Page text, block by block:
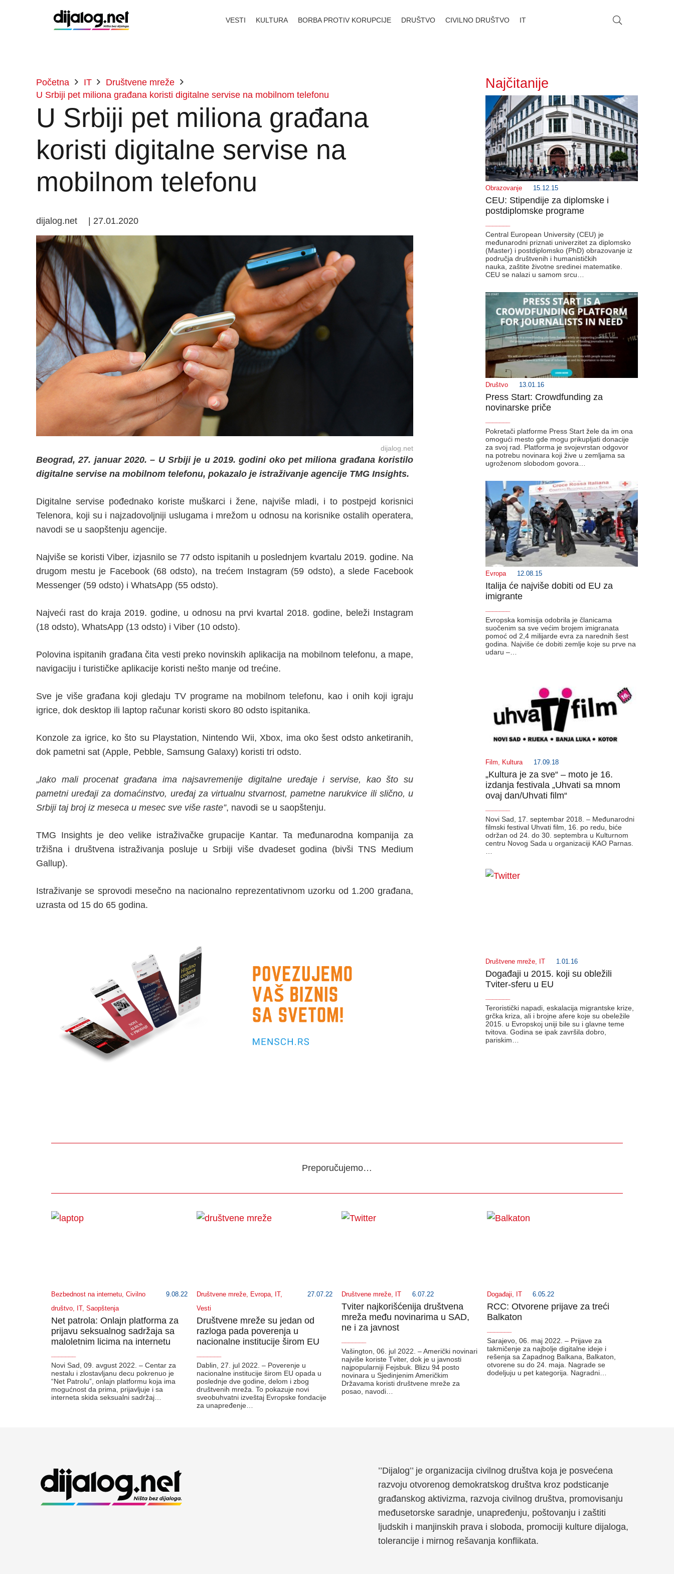
VESTI KULTURA BORBA PROTIV KORUPCIJE DRUŠTVO CIVILNO DRUŠTVO IT
Početna IT
Društvene mreže
U Srbiji pet miliona građana koristi digitalne servise na mobilnom telefonu
U Srbiji pet miliona građana
koristi digitalne servise na
mobilnom telefonu
dijalog.net 27.01.2020
dijalog.net
Beograd, 27. januar 2020. – U Srbiji je u 2019. godini oko pet miliona građana koristilo
digitalne servise na mobilnom telefonu, pokazalo je istraživanje agencije TMG Insights.
Digitalne servise pođednako koriste muškarci i žene, najviše mladi, i to postpejd korisnici
Telenora, koji su i najzadovoljniji uslugama i mrežom u odnosu na korisnike ostalih operatera,
navodi se u saopštenju agencije.
Najviše se koristi Viber, izjasnilo se 77 odsto ispitanih u poslednjem kvartalu 2019. godine. Na
drugom mestu je Facebook (68 odsto), na trećem Instagram (59 odsto), a slede Facebook
Messenger (59 odsto) i WhatsApp (55 odsto).
Najveći rast do kraja 2019. godine, u odnosu na prvi kvartal 2018. godine, beleži Instagram
(18 odsto), WhatsApp (13 odsto) i Viber (10 odsto).
Polovina ispitanih građana čita vesti preko novinskih aplikacija na mobilnom telefonu, a mape,
navigaciju i turističke aplikacije koristi nešto manje od trećine.
Sve je više građana koji gledaju TV programe na mobilnom telefonu, kao i onih koji igraju
igrice, dok desktop ili laptop računar koristi skoro 80 odsto ispitanika.
Konzole za igrice, ko što su Playstation, Nintendo Wii, Xbox, ima oko šest odsto anketiranih,
dok pametni sat (Apple, Pebble, Samsung Galaxy) koristi tri odsto.
„Iako mali procenat građana ima najsavremenije digitalne uređaje i servise, kao što su
pametni uređaji za domaćinstvo, uređaj za virtualnu stvarnost, pametne narukvice ili slično, u
Srbiji taj broj iz meseca u mesec sve više raste”, navodi se u saopštenju.
TMG Insights je deo velike istraživačke grupacije Kantar. Ta međunarodna kompanija za
tržišna i društvena istraživanja posluje u Srbiji više dvadeset godina (bivši TNS Medium
Gallup).
Istraživanje se sprovodi mesečno na nacionalno reprezentativnom uzorku od 1.200 građana,
uzrasta od 15 do 65 godina.
Najčitanije
Obrazovanje 15.12.15
CEU: Stipendije za diplomske i
postdiplomske programe
Central European University (CEU) je
međunarodni priznati univerzitet za diplomsko
(Master) i postdiplomsko (PhD) obrazovanje iz
područja društvenih i humanističkih
nauka, zaštite životne sredinei matematike.
CEU se nalazi u samom srcu…
Društvo 13.01.16
Press Start: Crowdfunding za
novinarske priče
Pokretači platforme Press Start žele da im ona
omogući mesto gde mogu prikupljati donacije
za svoj rad. Platforma je svojevrstan odgovor
na potrebu novinara koji žive u zemljama sa
ugroženom slobodom govora…
Evropa 12.08.15
Italija će najviše dobiti od EU za
imigrante
Evropska komisija odobrila je članicama
suočenim sa sve većim brojem imigranata
pomoć od 2,4 milijarde evra za narednih šest
godina. Najviše će dobiti zemlje koje su prve na
udaru –…
Film, Kultura 17.09.18
„Kultura je za sve“ – moto je 16.
izdanja festivala „Uhvati sa mnom
ovaj dan/Uhvati film“
Novi Sad, 17. septembar 2018. – Međunarodni
filmski festival Uhvati film, 16. po redu, biće
održan od 24. do 30. septembra u Kulturnom
centru Novog Sada u organizaciji KAO Parnas.
Društvene mreže, 1.01.16
Događaji u 2015. koji su obležili
Tviter-sferu u EU
Teroristički napadi, eskalacija migrantske krize,
grčka kriza, ali i brojne afere koje su obeležile
2015. u Evropskoj uniji bile su i glavne teme
tvitova. Godina se ipak završila dobro,
pariskim…
Preporučujemo…
Bezbednost na internetu, Civilno
društvo, , Saopštenja
9.08.22
Net patrola: Onlajn platforma za
prijavu seksualnog sadržaja sa
maloletnim licima na internetu
Novi Sad, 09. avgust 2022. – Centar za
nestalu i zlostavljanu decu pokrenuo je
“Net Patrolu”, onlajn platformu koja ima
mogućnost da prima, prijavljuje i sa
interneta skida seksualni sadržaj…
Društvene mreže, Evropa,
,
Vesti
27.07.22
Društvene mreže su jedan od
razloga pada poverenja u
nacionalne institucije širom EU
Dablin, 27. jul 2022. – Poverenje u
nacionalne institucije širom EU opada u
poslednje dve godine, delom i zbog
društvenih mreža. To pokazuje novi
sveobuhvatni izveštaj Evropske fondacije
za unapređenje…
Društvene mreže, 6.07.22
Tviter najkorišćenija društvena
mreža među novinarima u SAD,
ne i za javnost
Vašington, 06. jul 2022. – Američki novinari
najviše koriste Tviter, dok je u javnosti
najpopularniji Fejsbuk. Blizu 94 posto
novinara u Sjedinjenim Američkim
Državama koristi društvene mreže za
posao, navodi…
Događaji, 6.05.22
RCC: Otvorene prijave za treći
Balkaton
Sarajevo, 06. maj 2022. – Prijave za
takmičenje za najbolje digitalne ideje i
rešenja sa Zapadnog Balkana, Balkaton,
otvorene su do 24. maja. Nagrade se
dodeljuju u pet kategorija. Nagradni…
’’Dijalog’’ je organizacija civilnog društva koja je posvećena
razvoju otvorenog demokratskog društva kroz podsticanje
građanskog aktivizma, razvoja civilnog društva, promovisanju
međusetorske saradnje, unapređenju, poštovanju i zaštiti
ljudskih i manjinskih prava i sloboda, promociji kulture dijaloga,
tolerancije i mirnog rešavanja konflikata.